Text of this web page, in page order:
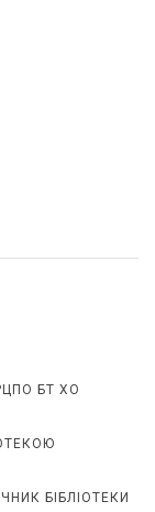
БТ ХО
БІБЛІОТЕКИ